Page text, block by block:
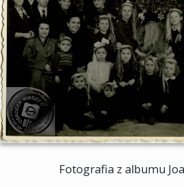
Fotografia z albumu